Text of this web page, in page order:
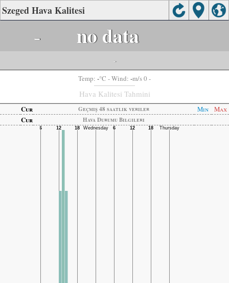
Szeged Hava Kalitesi
- no data
-
Temp: -°C - Wind: -m/s 0 -
Hava Kalitesi Tahmini
Cur Geçmiş 48 saatlik veriler Min
Max
Cur
Hava Durumu Bilgileri